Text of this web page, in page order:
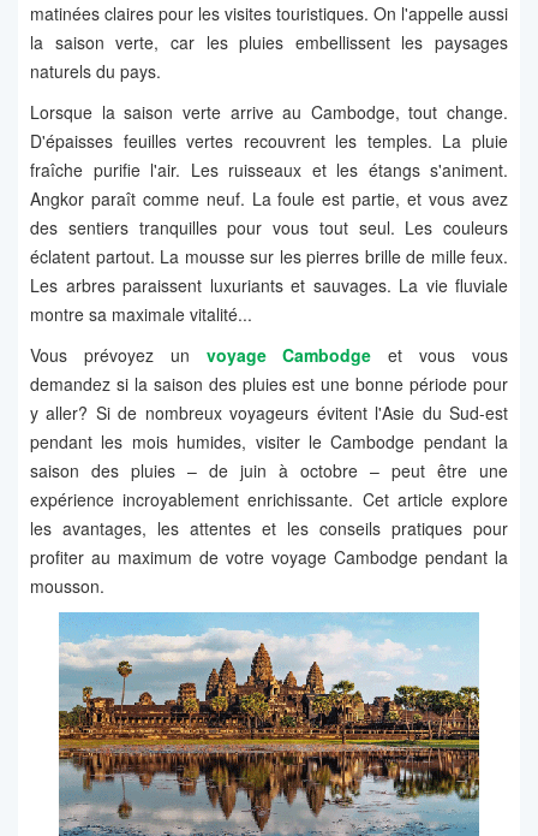
matinées claires pour les visites touristiques. On l'appelle aussi
la saison verte, car les pluies embellissent les paysages
naturels du pays.
Lorsque la saison verte arrive au Cambodge, tout change.
D'épaisses feuilles vertes recouvrent les temples. La pluie
fraîche purifie l'air. Les ruisseaux et les étangs s'animent.
Angkor paraît comme neuf. La foule est partie, et vous avez
des sentiers tranquilles pour vous tout seul. Les couleurs
éclatent partout. La mousse sur les pierres brille de mille feux.
Les arbres paraissent luxuriants et sauvages. La vie fluviale
montre sa maximale vitalité...
Vous prévoyez un voyage Cambodge et vous vous
demandez si la saison des pluies est une bonne période pour
y aller? Si de nombreux voyageurs évitent l'Asie du Sud-est
pendant les mois humides, visiter le Cambodge pendant la
saison des pluies – de juin à octobre – peut être une
expérience incroyablement enrichissante. Cet article explore
les avantages, les attentes et les conseils pratiques pour
profiter au maximum de votre voyage Cambodge pendant la
mousson.